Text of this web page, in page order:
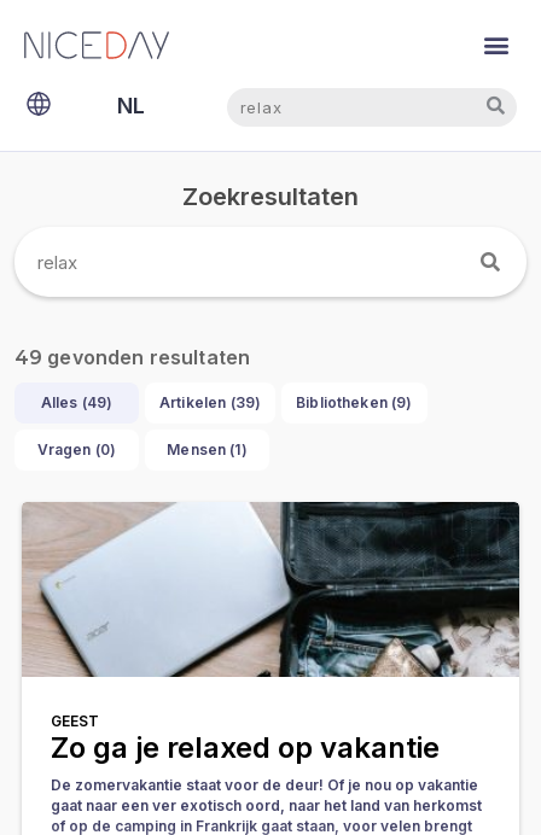
NL
EN
Zoekresultaten
49 gevonden resultaten
Alles (49) Artikelen (39) Bibliotheken (9)
Vragen (0) Mensen (1)
GEEST
Zo ga je relaxed op vakantie
De zomervakantie staat voor de deur! Of je nou op vakantie
gaat naar een ver exotisch oord, naar het land van herkomst
of op de camping in Frankrijk gaat staan, voor velen brengt